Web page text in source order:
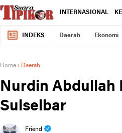
INTERNASIONAL
INDEKS Daerah Ekonomi
Home › Daerah
Nurdin Abdullah
Sulselbar
Friend